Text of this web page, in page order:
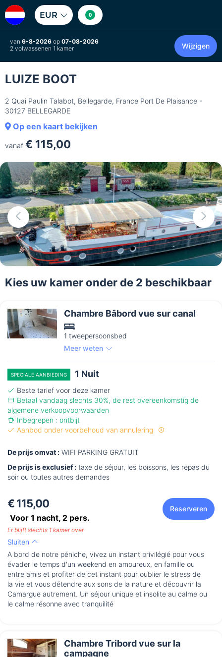
EUR 0
van 6-8-2026 op 07-08-2026
2 volwassenen 1 kamer
Wijzigen
LUIZE BOOT
2 Quai Paulin Talabot, Bellegarde, France Port De Plaisance -
30127 BELLEGARDE
Op een kaart bekijken
vanaf € 115,00
Kies uw kamer onder de 2 beschikbaar
Chambre Bâbord vue sur canal
1 tweepersoonsbed
Meer weten
SPECIALE AANBIEDING 1 Nuit
Beste tarief voor deze kamer
Betaal vandaag slechts 30%, de rest overeenkomstig de
algemene verkoopvoorwaarden
Inbegrepen : ontbijt
Aanbod onder voorbehoud van annulering
De prijs omvat : WIFI PARKING GRATUIT
De prijs is exclusief : taxe de séjour, les boissons, les repas du
soir ou toutes autres demandes
€ 115,00
Voor 1 nacht, 2 pers.
Reserveren
Er blijft slechts 1 kamer over
Sluiten
A bord de notre péniche, vivez un instant privilégié pour vous
évader le temps d'un weekend en amoureux, en famille ou
entre amis et profiter de cet instant pour oublier le stress de
la vie et vous détendre aux sons de la nature et découvrir la
Camargue autrement. Un séjour unique et insolite au calme ou
le calme résonne avec tranquilité
Chambre Tribord vue sur la
campagne